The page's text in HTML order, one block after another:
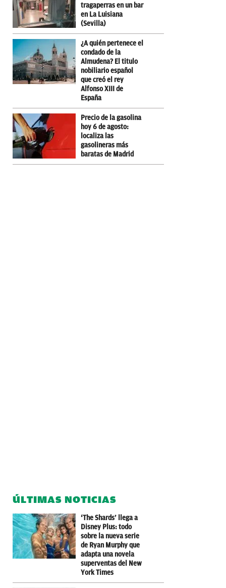
tragaperras en un bar
en La Luisiana
(Sevilla)
¿A quién pertenece el
condado de la
Almudena? El titulo
nobiliario español
que creó el rey
Alfonso XIII de
España
Precio de la gasolina
hoy 6 de agosto:
localiza las
gasolineras más
baratas de Madrid
ÚLTIMAS NOTICIAS
‘The Shards’ llega a
Disney Plus: todo
sobre la nueva serie
de Ryan Murphy que
adapta una novela
superventas del New
York Times